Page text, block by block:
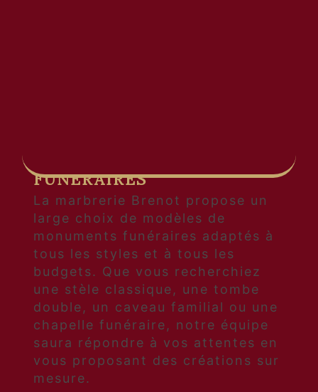
FUNÉRAIRES
La marbrerie Brenot propose un
large choix de modèles de
monuments funéraires adaptés à
tous les styles et à tous les
budgets. Que vous recherchiez
une stèle classique, une tombe
double, un caveau familial ou une
chapelle funéraire, notre équipe
saura répondre à vos attentes en
vous proposant des créations sur
mesure.